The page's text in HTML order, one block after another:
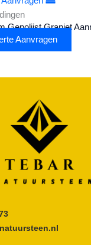
Gepolijst Graniet
Aanvragen